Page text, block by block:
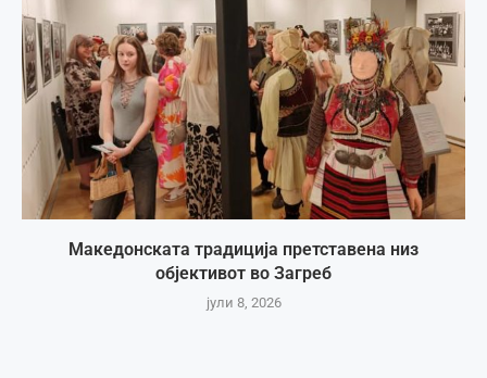
Македонската традиција претставена низ
објективот во Загреб
јули 8, 2026